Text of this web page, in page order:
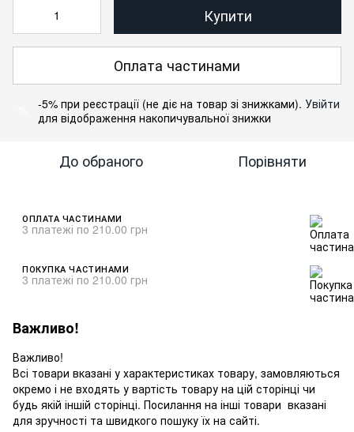
Купити
Оплата частинами
-5% при реєстрації (не діє на товар зі знижками). Увійти
для відображення накопичувальної знижки
До обраного Порівняти
ОПЛАТА ЧАСТИНАМИ
3 платежі по 210.00 грн
ПОКУПКА ЧАСТИНАМИ
3 платежі по 210.00 грн
Важливо!
Важливо!
Всі товари вказані у характеристиках товару, замовляються
окремо і не входять у вартість товару на цій сторінці чи
будь якій іншій сторінці. Посилання на інші товари вказані
для зручності та швидкого пошуку їх на сайті.